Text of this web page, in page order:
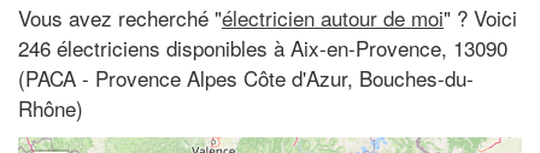
Vous avez recherché "électricien autour de moi" ? Voici
246 électriciens disponibles à Aix-en-Provence, 13090
(PACA - Provence Alpes Côte d'Azur, Bouches-du-
Rhône)